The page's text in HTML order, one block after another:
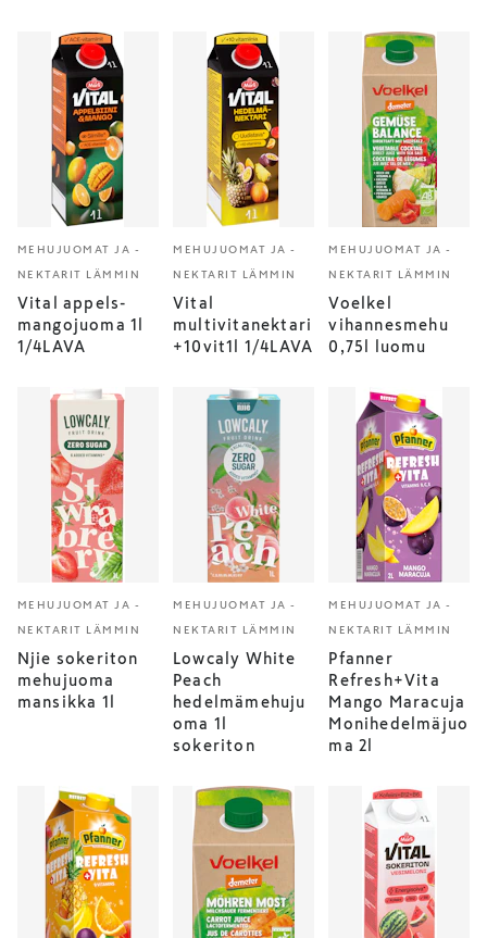
MEHUJUOMAT JA -
NEKTARIT LÄMMIN
Vital appels-
mangojuoma 1l
1/4LAVA
MEHUJUOMAT JA -
NEKTARIT LÄMMIN
Vital
multivitanektari
+10vit1l 1/4LAVA
MEHUJUOMAT JA -
NEKTARIT LÄMMIN
Voelkel
vihannesmehu
0,75l luomu
MEHUJUOMAT JA -
NEKTARIT LÄMMIN
Njie sokeriton
mehujuoma
mansikka 1l
MEHUJUOMAT JA -
NEKTARIT LÄMMIN
Lowcaly White
Peach
hedelmämehuju
oma 1l
sokeriton
MEHUJUOMAT JA -
NEKTARIT LÄMMIN
Pfanner
Refresh+Vita
Mango Maracuja
Monihedelmäjuo
ma 2l